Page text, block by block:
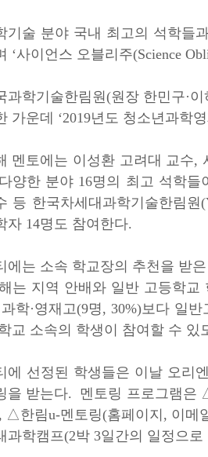
기술 분야국내 최고의 석학들
‘사이언스 오블리주(Science
과학기술한림원(원장 한민구·
가운데 ‘2019년도 청소년과학
멘토에는 이성환 고려대 교수,
양한 분야 16명의 최고 석학들
등 한국차세대과학기술한림원
자 14명도 참여 한다.
에는 소속 학교장의 추천을 받
는 지역 안배와 일반 고등학교
학·영재고(9명, 30%)보다 일반
교 소속의 학생이 참여할 수 있
에 선정된 학생들은 이날 오리
을 받는다.
멘토링 프로그램은
△한림u-멘토링(홈페이지, 이메
과학캠프(2박 3일간의 일정으